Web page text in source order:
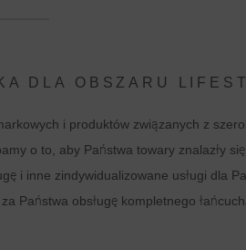
DLA OBSZARU
i produktów związanych z
o to, aby Państwa towary znalazły
i inne zindywidualizowane usługi dla
Państwa obsługę kompletnego